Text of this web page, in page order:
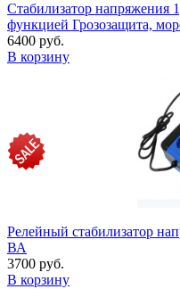
Стабилизатор напряжения
функцией Грозозащита,
6400 руб.
В корзину
Релейный стабилизатор
ВА
3700 руб.
В корзину